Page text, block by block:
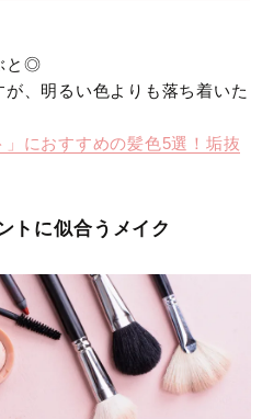
と◎
、明るい色よりも落ち着いた
におすすめの髪色5選！垢抜
トに似合うメイク